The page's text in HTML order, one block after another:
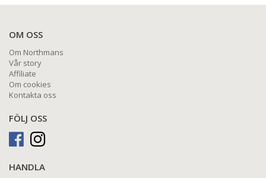
OM OSS
Om Northmans
Vår story
Affiliate
Om cookies
Kontakta oss
FÖLJ OSS
HANDLA